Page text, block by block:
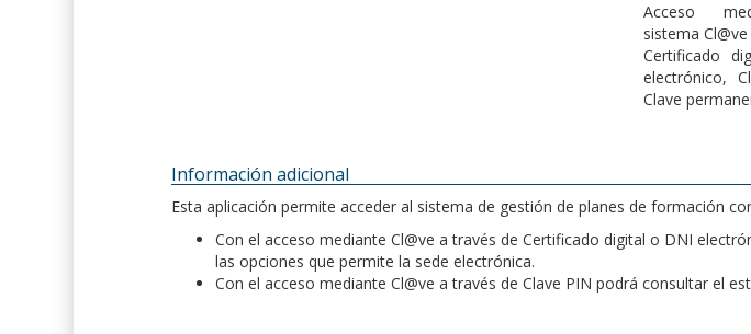
Acceso
sistema
Certificado
electrónico,
Clave
Información adicional
Esta aplicación permite acceder al sistema de gestión de planes de formación
Con el acceso mediante Cl@ve a través de Certificado digital o DNI
las opciones que permite la sede electrónica.
Con el acceso mediante Cl@ve a través de Clave PIN podrá consultar el